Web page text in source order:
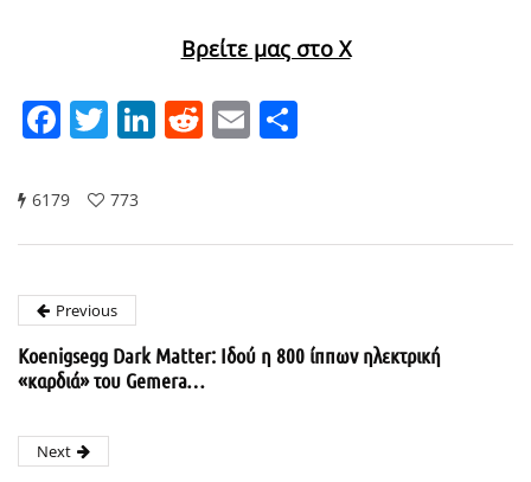
Βρείτε μας στο X
Facebook
Twitter
LinkedIn
Reddit
Email
6179 773
Previous
Koenigsegg Dark Matter: Ιδού η 800 ίππων ηλεκτρική
«καρδιά» του Gemera…
Next